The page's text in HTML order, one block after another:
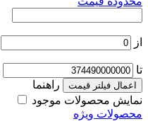
از
تا
اعمال فیلتر قیمت
راهنما
نمایش محصولات موجود
محصولات ویژه